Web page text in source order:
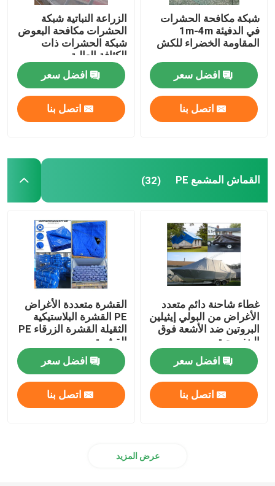
القماش المشمع PE
حقيبة شبكية منسوجة
شبك بلاستيكي
الشبكة المقاومة للقلي
ستارة باب بلاستيكية مغناطيسية
الزناد والحلقة
غطاء التربة من البولي بروبيلين
شبكة مكافحة الحشرات
في الدفيئة 1m-4m
المقاومة الخضراء للكش
افضل سعر
اتصل بنا
الزراعة النباتية شبكة
الحشرات مكافحة البعوض
شبكة الحشرات ذات
الكثافة العالية
افضل سعر
اتصل بنا
القماش المشمع PE (32)
غطاء شاحنة دائم متعدد
الأغراض من البولي إيثيلين
البروتين ضد الأشعة فوق
البنفسجية
افضل سعر
اتصل بنا
القشرة متعددة الأغراض
PE القشرة البلاستيكية
الثقيلة القشرة الزرقاء PE
القشرة
افضل سعر
اتصل بنا
عرض المزيد